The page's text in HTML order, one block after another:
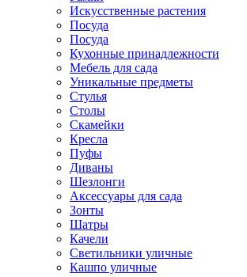
Искусственные растения
Посуда
Посуда
Кухонные принадлежности
Мебель для сада
Уникальные предметы
Стулья
Столы
Скамейки
Кресла
Пуфы
Диваны
Шезлонги
Аксессуары для сада
Зонты
Шатры
Качели
Cветильники уличные
Кашпо уличные